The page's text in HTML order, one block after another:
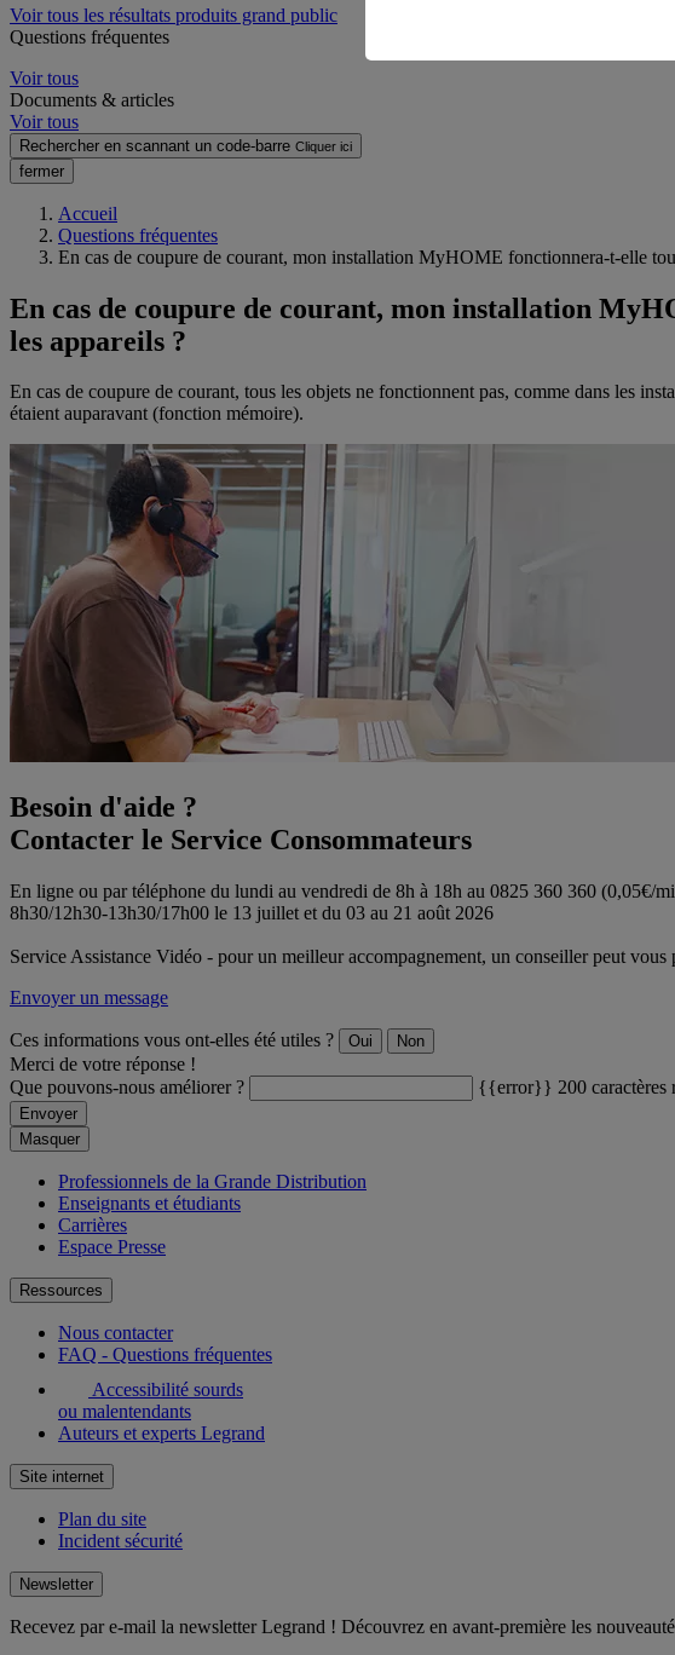
Voir tous les résultats produits grand public
Questions fréquentes
Voir tous
Documents & articles
Voir tous
Rechercher en scannant un code-barre Cliquer ici
fermer
Accueil
Questions fréquentes
En cas de coupure de courant, mon installation MyHOME fonctionnera-t-elle
En cas de coupure de courant, mon installation
les appareils ?
En cas de coupure de courant, tous les objets ne fonctionnent pas, comme dans les
étaient auparavant (fonction mémoire).
Besoin d'aide ?
Contacter le Service Consommateurs
En ligne ou par téléphone du lundi au vendredi de 8h à 18h au 0825 360 360 (0,05€/
8h30/12h30-13h30/17h00 le 13 juillet et du 03 au 21 août 2026
Service Assistance Vidéo - pour un meilleur accompagnement, un conseiller peut
Envoyer un message
Ces informations vous ont-elles été utiles ? Oui Non
Merci de votre réponse !
Que pouvons-nous améliorer ?
{{error}} 200 caractères
Envoyer
Masquer
Professionnels de la Grande Distribution
Enseignants et étudiants
Carrières
Espace Presse
Ressources
Nous contacter
FAQ - Questions fréquentes
Accessibilité sourds
ou malentendants
Auteurs et experts Legrand
Site internet
Plan du site
Incident sécurité
Newsletter
Recevez par e-mail la newsletter Legrand ! Découvrez en avant-première les